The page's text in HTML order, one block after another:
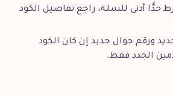
حدًّا أدنى للسلة، راجع تفاصيل الكود
ورقم جوال جديد إن كان الكود
الجدد فقط.